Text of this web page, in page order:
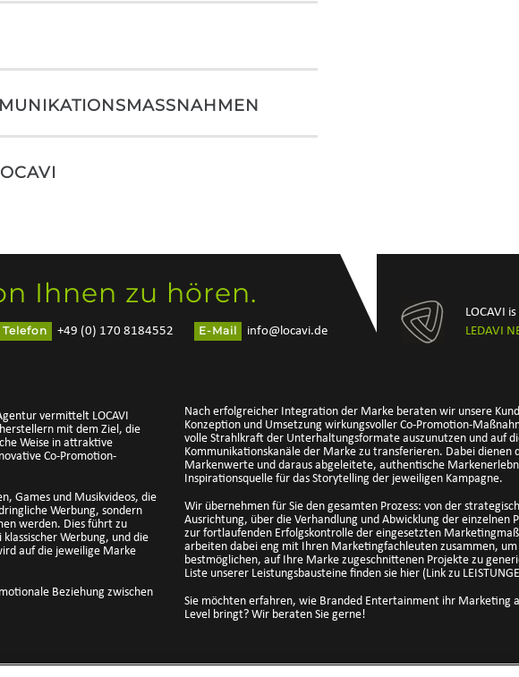
Ihnen zu hören.
Telefon +49 (0) 170 8184552 E-Mail info@locavi.de
LOCAVI
LEDAVI
vermittelt LOCAVI
mit dem Ziel, die
Weise in attraktive
Co-Promotion-
Games und Musikvideos, die
Werbung, sondern
werden. Dies führt zu
Werbung, und die
auf die jeweilige Marke
Beziehung zwischen
Nach erfolgreicher Integration der Marke beraten wir unsere
Konzeption und Umsetzung wirkungsvoller Co-Promotion-
volle Strahlkraft der Unterhaltungsformate auszunutzen und auf
Kommunikationskanäle der Marke zu transferieren. Dabei dienen
Markenwerte und daraus abgeleitete, authentische
Inspirationsquelle für das Storytelling der jeweiligen Kampagne.
Wir übernehmen für Sie den gesamten Prozess: von der
Ausrichtung, über die Verhandlung und Abwicklung der einzelnen
zur fortlaufenden Erfolgskontrolle der eingesetzten
arbeiten dabei eng mit Ihren Marketingfachleuten zusammen, um
bestmöglichen, auf Ihre Marke zugeschnittenen Projekte zu
Liste unserer Leistungsbausteine finden sie hier (Link zu
Sie möchten erfahren, wie Branded Entertainment ihr Marketing
Level bringt? Wir beraten Sie gerne!